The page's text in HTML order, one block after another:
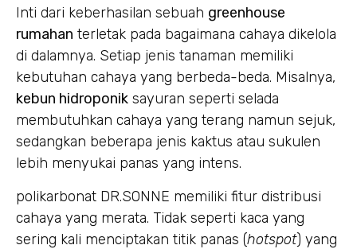
Inti dari keberhasilan sebuah greenhouse
rumahan terletak pada bagaimana cahaya dikelola
di dalamnya. Setiap jenis tanaman memiliki
kebutuhan cahaya yang berbeda-beda. Misalnya,
kebun hidroponik sayuran seperti selada
membutuhkan cahaya yang terang namun sejuk,
sedangkan beberapa jenis kaktus atau sukulen
lebih menyukai panas yang intens.
polikarbonat DR.SONNE memiliki fitur distribusi
cahaya yang merata. Tidak seperti kaca yang
sering kali menciptakan titik panas (hotspot) yang